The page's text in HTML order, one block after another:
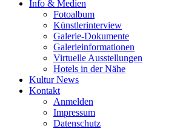
Info & Medien
Fotoalbum
Künstlerinterview
Galerie-Dokumente
Galerieinformationen
Virtuelle Ausstellungen
Hotels in der Nähe
Kultur News
Kontakt
Anmelden
Impressum
Datenschutz